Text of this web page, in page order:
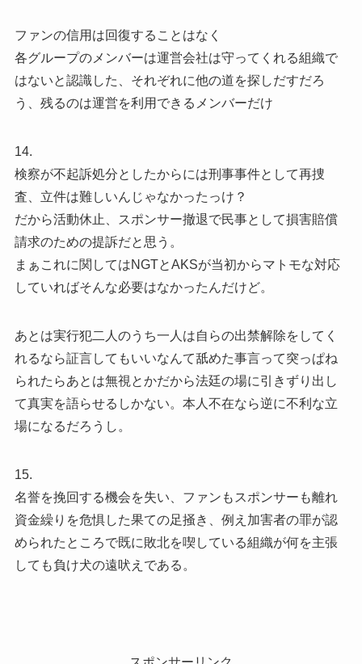
ファンの信用は回復することはなく
各グループのメンバーは運営会社は守ってくれる組織で
はないと認識した、それぞれに他の道を探しだすだろ
う、残るのは運営を利用できるメンバーだけ
14.
検察が不起訴処分としたからには刑事事件として再捜
査、立件は難しいんじゃなかったっけ？
だから活動休止、スポンサー撤退で民事として損害賠償
請求のための提訴だと思う。
まぁこれに関してはNGTとAKSが当初からマトモな対応
していればそんな必要はなかったんだけど。
あとは実行犯二人のうち一人は自らの出禁解除をしてく
れるなら証言してもいいなんて舐めた事言って突っぱね
られたらあとは無視とかだから法廷の場に引きずり出し
て真実を語らせるしかない。本人不在なら逆に不利な立
場になるだろうし。
15.
名誉を挽回する機会を失い、ファンもスポンサーも離れ
資金繰りを危惧した果ての足掻き、例え加害者の罪が認
められたところで既に敗北を喫している組織が何を主張
しても負け犬の遠吠えである。